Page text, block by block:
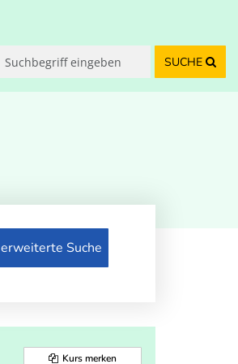
SUCHE
erweiterte Suche
Kurs merken